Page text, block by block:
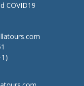
COVID19